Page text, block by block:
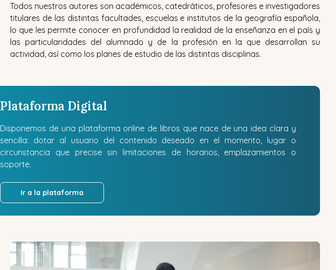
Todos nuestros autores son académicos, catedráticos, profesores e investigadores
titulares de las distintas facultades, escuelas e institutos de la geografía española,
lo que les permite conocer en profundidad la realidad de la enseñanza en el país y
las particularidades del alumnado y de la profesión en la que desarrollan su
actividad, así como los planes de estudio de las distintas disciplinas.
Plataforma Digital
Disponemos de una plataforma online de libros que nace de una idea clara y
sencilla: dotar al usuario del contenido deseado en el momento, lugar o
circunstancia que precise sin limitaciones de horarios, emplazamientos o
soporte.
Ir a la plataforma